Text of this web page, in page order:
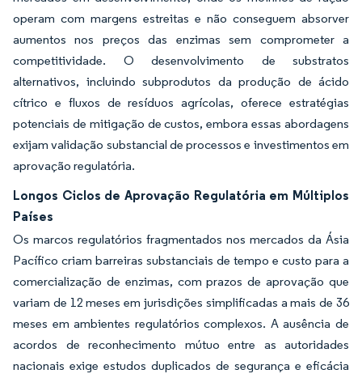
operam com margens estreitas e não conseguem absorver
aumentos nos preços das enzimas sem comprometer a
competitividade. O desenvolvimento de substratos
alternativos, incluindo subprodutos da produção de ácido
cítrico e fluxos de resíduos agrícolas, oferece estratégias
potenciais de mitigação de custos, embora essas abordagens
exijam validação substancial de processos e investimentos em
aprovação regulatória.
Longos Ciclos de Aprovação Regulatória em Múltiplos
Países
Os marcos regulatórios fragmentados nos mercados da Ásia
Pacífico criam barreiras substanciais de tempo e custo para a
comercialização de enzimas, com prazos de aprovação que
variam de 12 meses em jurisdições simplificadas a mais de 36
meses em ambientes regulatórios complexos. A ausência de
acordos de reconhecimento mútuo entre as autoridades
nacionais exige estudos duplicados de segurança e eficácia